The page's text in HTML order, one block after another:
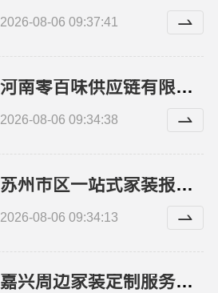
2026-08-06 09:37:41
河南零百味供应链有限公司零食硬折扣线上线下联动
2026-08-06 09:34:38
苏州市区一站式家装报价？苏州百年豪庭新材料有限公司老房翻新
2026-08-06 09:34:13
嘉兴周边家装定制服务环保材料，美派建材一站式整装到家